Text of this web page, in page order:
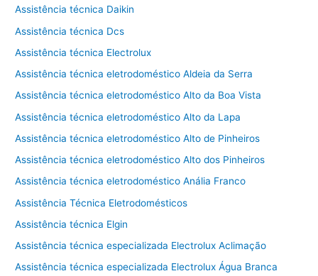
Assistência técnica Daikin
Assistência técnica Dcs
Assistência técnica Electrolux
Assistência técnica eletrodoméstico Aldeia da Serra
Assistência técnica eletrodoméstico Alto da Boa Vista
Assistência técnica eletrodoméstico Alto da Lapa
Assistência técnica eletrodoméstico Alto de Pinheiros
Assistência técnica eletrodoméstico Alto dos Pinheiros
Assistência técnica eletrodoméstico Anália Franco
Assistência Técnica Eletrodomésticos
Assistência técnica Elgin
Assistência técnica especializada Electrolux Aclimação
Assistência técnica especializada Electrolux Água Branca